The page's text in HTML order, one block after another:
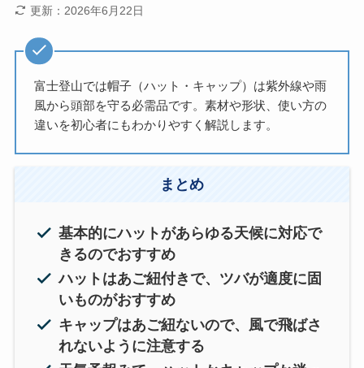
更新：2026年6月22日
富士登山では帽子（ハット・キャップ）は紫外線や雨
風から頭部を守る必需品です。素材や形状、使い方の
違いを初心者にもわかりやすく解説します。
まとめ
基本的にハットがあらゆる天候に対応で
きるのでおすすめ
ハットはあご紐付きで、ツバが適度に固
いものがおすすめ
キャップはあご紐ないので、風で飛ばさ
れないように注意する